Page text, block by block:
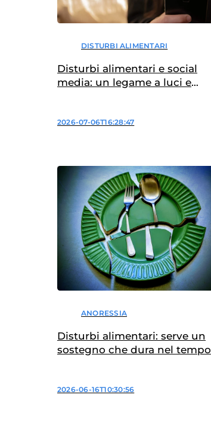
DISTURBI ALIMENTARI
Disturbi alimentari e social
media: un legame a luci e
2026-07-06T16:28:47
ANORESSIA
Disturbi alimentari: serve un
sostegno che dura nel tempo
2026-06-16T10:30:56